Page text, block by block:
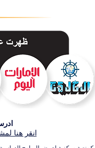
انقر هنا